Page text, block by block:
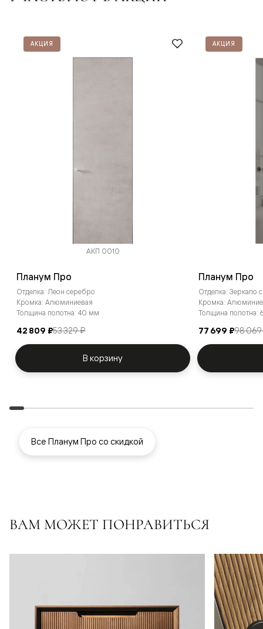
АКЦИЯ
АКП 0010
Планум Про
Отделка: Леон серебро
Кромка: Алюминиевая
Толщина полотна: 40 мм
42 809 ₽53 329 ₽
В корзину
АКЦИЯ
Планум Про
Отделка: Зеркало
Кромка:
Толщина полотна:
77 699 ₽98
Все Планум Про со скидкой
ВАМ МОЖЕТ ПОНРАВИТЬСЯ